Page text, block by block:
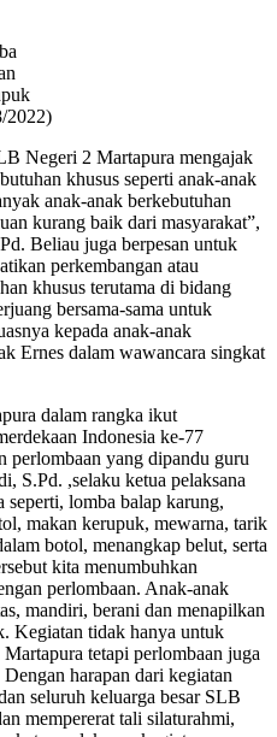
2022)
Negeri 2 Martapura mengajak
khusus seperti anak-anak
anak-anak berkebutuhan
kurang baik dari masyarakat”,
Beliau juga berpesan untuk
perkembangan atau
khusus terutama di bidang
bersama-sama untuk
kepada anak-anak
Ernes dalam wawancara singkat
dalam rangka ikut
Indonesia ke-77
perlombaan yang dipandu guru
S.Pd. ,selaku ketua pelaksana
seperti, lomba balap karung,
makan kerupuk, mewarna, tarik
botol, menangkap belut, serta
kita menumbuhkan
perlombaan. Anak-anak
mandiri, berani dan menapilkan
Kegiatan tidak hanya untuk
tetapi perlombaan juga
harapan dari kegiatan
seluruh keluarga besar SLB
mempererat tali silaturahmi,